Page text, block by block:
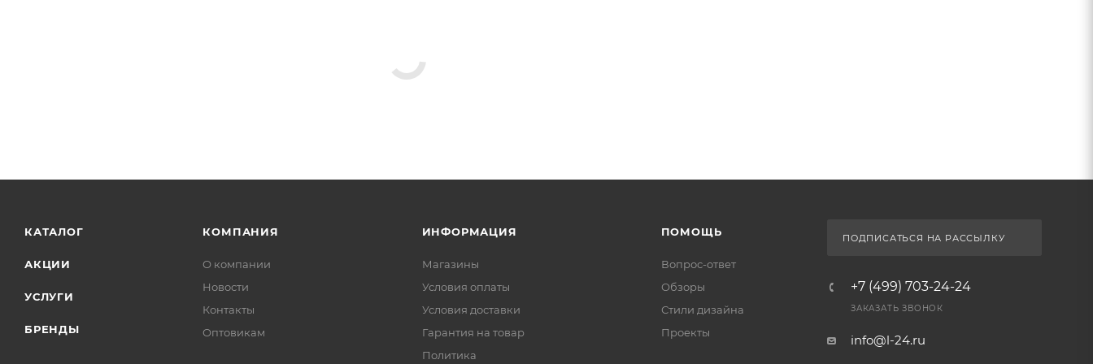
КАТАЛОГ
АКЦИИ
УСЛУГИ
БРЕНДЫ
КОМПАНИЯ
О компании
Новости
Контакты
Оптовикам
ИНФОРМАЦИЯ
Магазины
Условия оплаты
Условия доставки
Гарантия на товар
Политика
ПОМОЩЬ
Вопрос-ответ
Обзоры
Стили дизайна
Проекты
ПОДПИСАТЬСЯ НА РАССЫЛКУ
+7 (499) 703-24-24
ЗАКАЗАТЬ ЗВОНОК
info@l-24.ru